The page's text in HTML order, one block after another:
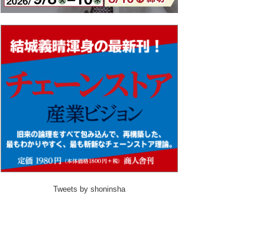
Tweets by shoninsha